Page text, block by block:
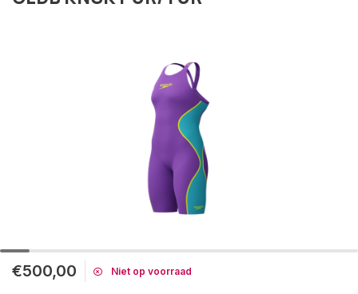
€500,00 Niet op voorraad